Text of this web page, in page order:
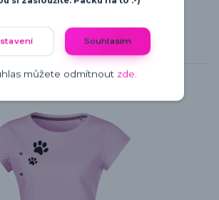
zboží 5
Souhlasím
můžete odmítnout zde.